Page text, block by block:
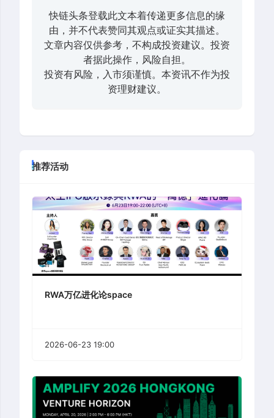
快链头条登载此文本着传递更多信息的缘
由，并不代表赞同其观点或证实其描述。
文章内容仅供参考，不构成投资建议。投资
者据此操作，风险自担。
投资有风险，入市须谨慎。本资讯不作为投
资理财建议。
推荐活动
RWA万亿进化论space
2026-06-23 19:00